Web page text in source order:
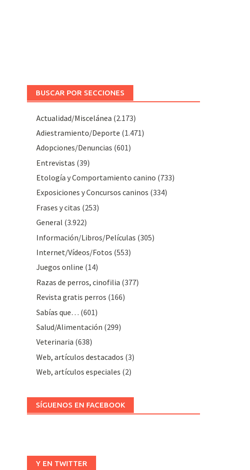
BUSCAR POR SECCIONES
Actualidad/Miscelánea (2.173)
Adiestramiento/Deporte (1.471)
Adopciones/Denuncias (601)
Entrevistas (39)
Etología y Comportamiento canino (733)
Exposiciones y Concursos caninos (334)
Frases y citas (253)
General (3.922)
Información/Libros/Películas (305)
Internet/Vídeos/Fotos (553)
Juegos online (14)
Razas de perros, cinofilia (377)
Revista gratis perros (166)
Sabías que… (601)
Salud/Alimentación (299)
Veterinaria (638)
Web, artículos destacados (3)
Web, artículos especiales (2)
SÍGUENOS EN FACEBOOK
Y EN TWITTER